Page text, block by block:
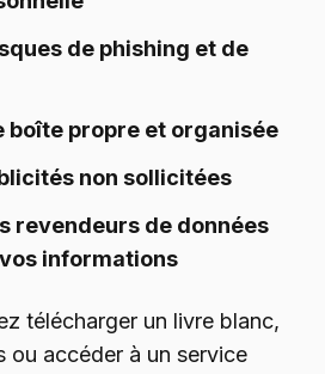
de phishing et de
boîte propre et organisée
non sollicitées
revendeurs de données
informations
télécharger un livre blanc,
ou accéder à un service